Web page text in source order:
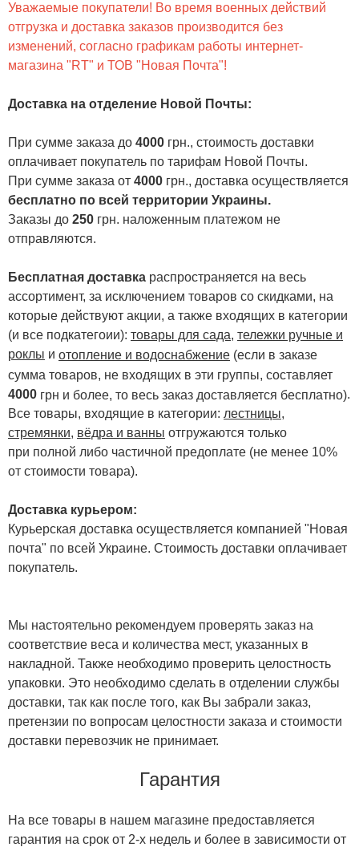
Уважаемые покупатели! Во время военных действий
отгрузка и доставка заказов производится без
изменений, согласно графикам работы интернет-
магазина "RT" и ТОВ "Новая Почта"!
Доставка на отделение Новой Почты:
При сумме заказа до 4000 грн., стоимость доставки
оплачивает покупатель по тарифам Новой Почты.
При сумме заказа от 4000 грн., доставка осуществляется
бесплатно по всей территории Украины.
Заказы до 250 грн. наложенным платежом не
отправляются.
Бесплатная доставка распространяется на весь
ассортимент, за исключением товаров со скидками, на
которые действуют акции, а также входящих в категории
(и все подкатегоии): товары для сада, тележки ручные и
роклы и отопление и водоснабжение (если в заказе
сумма товаров, не входящих в эти группы, составляет
4000 грн и более, то весь заказ доставляется бесплатно).
Все товары, входящие в категории: лестницы,
стремянки, вёдра и ванны отгружаются только
при полной либо частичной предоплате (не менее 10%
от стоимости товара).
Доставка курьером:
Курьерская доставка осуществляется компанией "Новая
почта" по всей Украине. Стоимость доставки оплачивает
покупатель.
Мы настоятельно рекомендуем проверять заказ на
соответствие веса и количества мест, указанных в
накладной. Также необходимо проверить целостность
упаковки. Это необходимо сделать в отделении службы
доставки, так как после того, как Вы забрали заказ,
претензии по вопросам целостности заказа и стоимости
доставки перевозчик не принимает.
Гарантия
На все товары в нашем магазине предоставляется
гарантия на срок от 2-х недель и более в зависимости от